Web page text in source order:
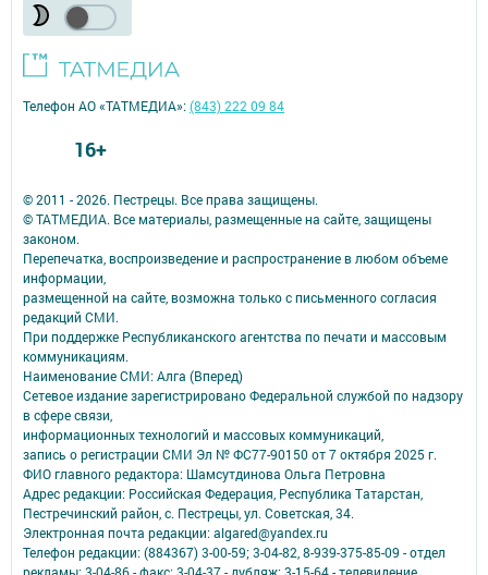
© 2011 - 2026. Пестрецы. Все права защищены.
© ТАТМЕДИА. Все материалы, размещенные на сайте, защищены
законом.
Перепечатка, воспроизведение и распространение в любом объеме
информации,
размещенной на сайте, возможна только с письменного согласия
редакций СМИ.
При поддержке Республиканского агентства по печати и массовым
коммуникациям.
Наименование СМИ: Алга (Вперед)
Сетевое издание зарегистрировано Федеральной службой по надзору
в сфере связи,
информационных технологий и массовых коммуникаций,
запись о регистрации СМИ Эл № ФС77-90150 от 7 октября 2025 г.
ФИО главного редактора: Шамсутдинова Ольга Петровна
Адрес редакции: Российская Федерация, Республика Татарстан,
Пестречинский район, с. Пестрецы, ул. Советская, 34.
Электронная почта редакции: algared@yandex.ru
Телефон редакции: (884367) 3-00-59; 3-04-82, 8-939-375-85-09 - отдел
Телефон АО «ТАТМЕДИА»:(843) 222 09 84
16+